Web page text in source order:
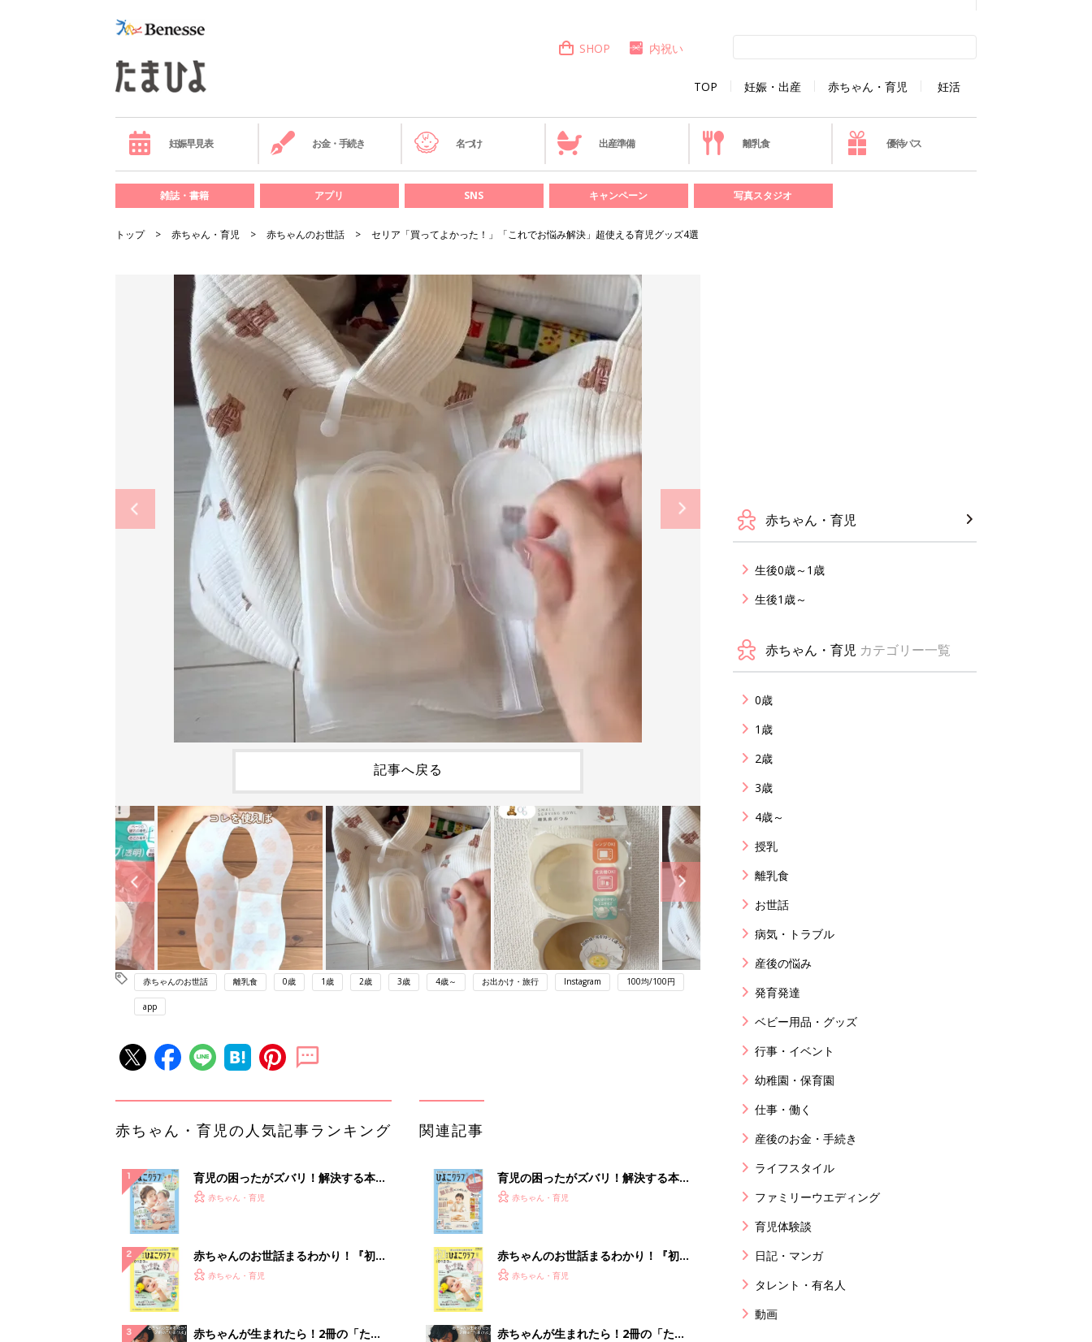
TOP 妊娠・出産 赤ちゃん・育児 妊活
SHOP 内祝い
妊娠早見表 お金・手続き 名づけ 出産準備 離乳食 優待パス
雑誌・書籍 アプリ SNS キャンペーン 写真スタジオ
トップ 赤ちゃん・育児 赤ちゃんのお世話 セリア「買ってよかった！」「これでお悩み解決」超使える育児グッズ4選
記事へ戻る
赤ちゃんのお世話 離乳食 0歳 1歳 2歳 3歳 4歳～ お出かけ・旅行 Instagram 100均/100円
app
赤ちゃん・育児の人気記事ランキング
育児の困ったがズバリ！解決する本
『ひよこクラブ 夏号』 4カ月～2才
赤ちゃん・育児
赤ちゃんのお世話まるわかり！『初め
てのひよこクラブ 夏号』〈巻頭大特
解決テク
赤ちゃん・育児
赤ちゃんが生まれたら！2冊の「たま
関連記事
育児の困ったがズバリ！解決する本
『ひよこクラブ 秋号』 4カ月～2才
赤ちゃん・育児
赤ちゃんのお世話まるわかり！『初め
てのひよこクラブ 夏号』〈巻頭大特
解決テク
赤ちゃん・育児
赤ちゃんが生まれたら！2冊の「たま
赤ちゃん・育児
生後0歳～1歳
生後1歳～
赤ちゃん・育児 カテゴリー一覧
0歳
1歳
2歳
3歳
4歳～
授乳
離乳食
お世話
病気・トラブル
産後の悩み
発育発達
ベビー用品・グッズ
行事・イベント
幼稚園・保育園
仕事・働く
産後のお金・手続き
ライフスタイル
ファミリーウエディング
育児体験談
日記・マンガ
タレント・有名人
動画